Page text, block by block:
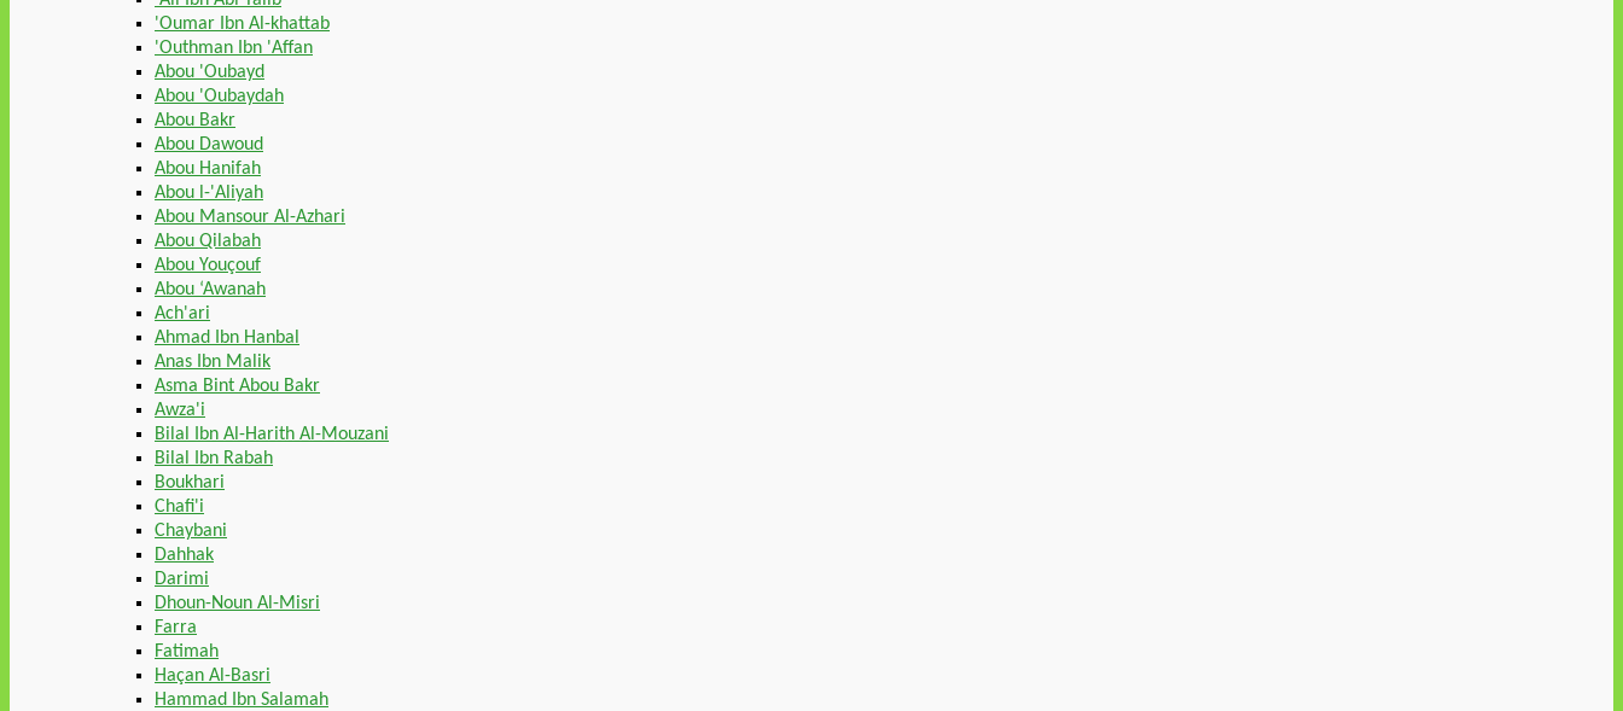
'Oumar Ibn Al-khattab
'Outhman Ibn 'Affan
Abou 'Oubayd
Abou 'Oubaydah
Abou Bakr
Abou Dawoud
Abou Hanifah
Abou l-'Aliyah
Abou Mansour Al-Azhari
Abou Qilabah
Abou Youçouf
Abou ‘Awanah
Ach'ari
Ahmad Ibn Hanbal
Anas Ibn Malik
Asma Bint Abou Bakr
Awza'i
Bilal Ibn Al-Harith Al-Mouzani
Bilal Ibn Rabah
Boukhari
Chafi'i
Chaybani
Dahhak
Darimi
Dhoun-Noun Al-Misri
Farra
Fatimah
Haçan Al-Basri
Hammad Ibn Salamah